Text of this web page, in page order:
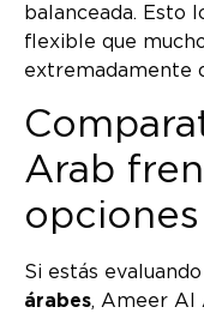
balanceada. Esto
flexible que
extremadamente
Arab
Si estás
árabes, Ameer Al